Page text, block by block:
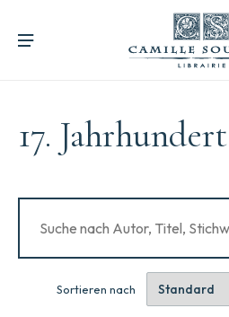
17. Jahrhundert
Sortieren nach